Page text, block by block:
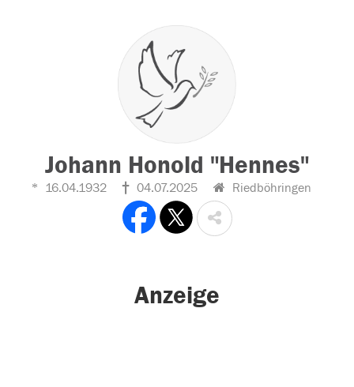
Johann Honold "Hennes"
16.04.1932 04.07.2025 Riedböhringen
Anzeige